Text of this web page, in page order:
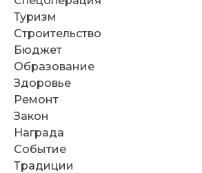
Туризм
Строительство
Бюджет
Образование
Здоровье
Ремонт
Закон
Награда
Событие
Традиции